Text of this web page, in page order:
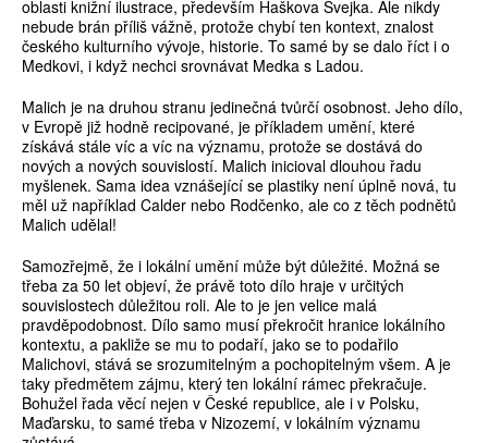
oblasti knižní ilustrace, především Haškova Švejka. Ale nikdy
nebude brán příliš vážně, protože chybí ten kontext, znalost
českého kulturního vývoje, historie. To samé by se dalo říct i o
Medkovi, i když nechci srovnávat Medka s Ladou.
Malich je na druhou stranu jedinečná tvůrčí osobnost. Jeho dílo,
v Evropě již hodně recipované, je příkladem umění, které
získává stále víc a víc na významu, protože se dostává do
nových a nových souvislostí. Malich inicioval dlouhou řadu
myšlenek. Sama idea vznášející se plastiky není úplně nová, tu
měl už například Calder nebo Rodčenko, ale co z těch podnětů
Malich udělal!
Samozřejmě, že i lokální umění může být důležité. Možná se
třeba za 50 let objeví, že právě toto dílo hraje v určitých
souvislostech důležitou roli. Ale to je jen velice malá
pravděpodobnost. Dílo samo musí překročit hranice lokálního
kontextu, a pakliže se mu to podaří, jako se to podařilo
Malichovi, stává se srozumitelným a pochopitelným všem. A je
taky předmětem zájmu, který ten lokální rámec překračuje.
Bohužel řada věcí nejen v České republice, ale i v Polsku,
Maďarsku, to samé třeba v Nizozemí, v lokálním významu